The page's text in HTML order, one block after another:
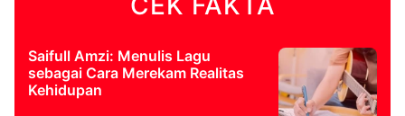
Saifull Amzi: Menulis Lagu
sebagai Cara Merekam Realitas
Kehidupan